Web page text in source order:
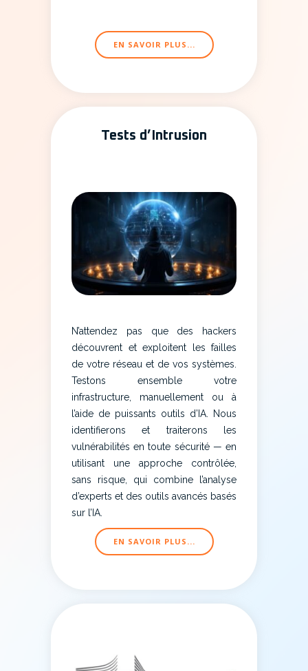
EN SAVOIR PLUS...
Tests d’Intrusion
N’attendez pas que des hackers
découvrent et exploitent les failles
de votre réseau et de vos systèmes.
Testons ensemble votre
infrastructure, manuellement ou à
l’aide de puissants outils d’IA. Nous
identifierons et traiterons les
vulnérabilités en toute sécurité — en
utilisant une approche contrôlée,
sans risque, qui combine l’analyse
d’experts et des outils avancés basés
sur l’IA.
EN SAVOIR PLUS...